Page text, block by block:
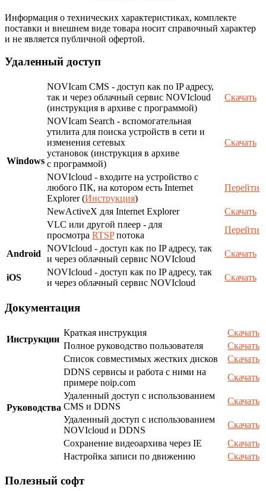
Информация о технических характеристиках, комплекте
поставки и внешнем виде товара носит справочный характер
и не является публичной офертой.
Удаленный доступ
Windows
NOVIcam CMS - доступ как по IP адресу,
так и через облачный сервис NOVIcloud
(инструкция в архиве с программой)
Скачать
NOVIcam Search - вспомогательная
утилита для поиска устройств в сети и
изменения сетевых
установок (инструкция в архиве
с программой)
Скачать
NOVIcloud - входите на устройство с
любого ПК, на котором есть Internet
Explorer (Инструкция)
Перейти
NewActiveX для Internet Explorer
Скачать
VLC или другой плеер - для
просмотра RTSPпотока
Перейти
Android
NOVIcloud - доступ как по IP адресу, так
и через облачный сервис NOVIcloud
Скачать
iOS
NOVIcloud - доступ как по IP адресу, так
и через облачный сервис NOVIcloud
Скачать
Документация
Инструкции
Краткая инструкция
Скачать
Полное руководство пользователя
Скачать
Руководства
Список совместимых жестких дисков
Скачать
DDNS сервисы и работа с ними на
примере noip.com
Скачать
Удаленный доступ с использованием
CMS и DDNS
Скачать
Удаленный доступ с использованием
NOVIcloud и DDNS
Скачать
Сохранение видеоархива через IE
Скачать
Настройка записи по движению
Скачать
Полезный софт